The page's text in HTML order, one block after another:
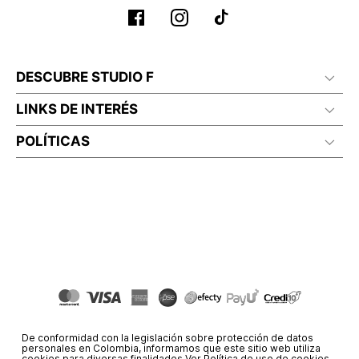
DESCUBRE STUDIO F
LINKS DE INTERÉS
POLÍTICAS
De conformidad con la legislación sobre protección de datos
personales en Colombia, informamos que este sitio web utiliza